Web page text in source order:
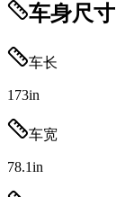
车身尺寸
车长
173in
车宽
78.1in